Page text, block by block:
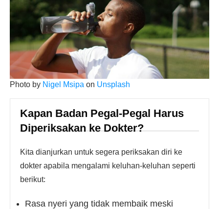
Photo by Nigel Msipa on Unsplash
Kapan Badan Pegal-Pegal Harus
Diperiksakan ke Dokter?
Kita dianjurkan untuk segera periksakan diri ke
dokter apabila mengalami keluhan-keluhan seperti
berikut:
Rasa nyeri yang tidak membaik meski